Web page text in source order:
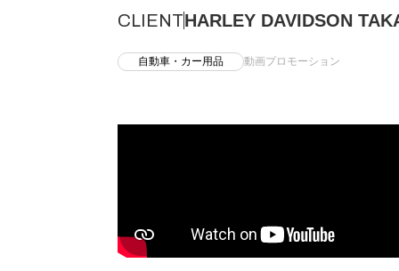
CLIENTHARLEY DAVIDSON
自動車・カー用品 動画プロモーション